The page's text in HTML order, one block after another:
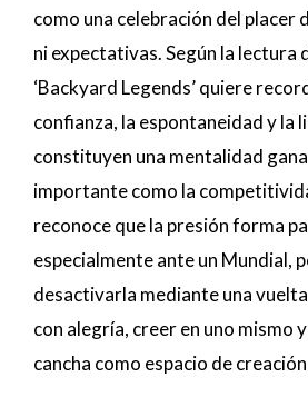
como una celebración del placer
ni expectativas. Según la lectura
‘Backyard Legends’ quiere
confianza, la espontaneidad y la
constituyen una mentalidad
importante como la
reconoce que la presión forma
especialmente ante un Mundial,
desactivarla mediante una
con alegría, creer en uno mismo
cancha como espacio de